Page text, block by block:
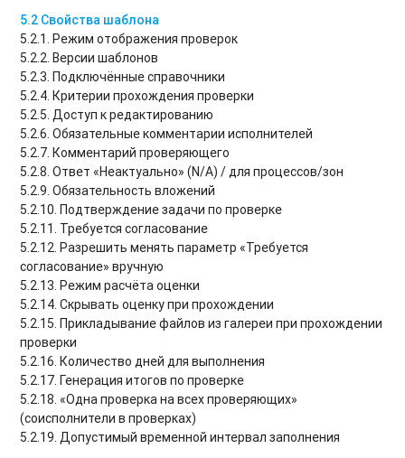
5.2 Свойства шаблона
5.2.1. Режим отображения проверок
5.2.2. Версии шаблонов
5.2.3. Подключённые справочники
5.2.4. Критерии прохождения проверки
5.2.5. Доступ к редактированию
5.2.6. Обязательные комментарии исполнителей
5.2.7. Комментарий проверяющего
5.2.8. Ответ «Неактуально» (N/A) / для процессов/зон
5.2.9. Обязательность вложений
5.2.10. Подтверждение задачи по проверке
5.2.11. Требуется согласование
5.2.12. Разрешить менять параметр «Требуется
согласование» вручную
5.2.13. Режим расчёта оценки
5.2.14. Скрывать оценку при прохождении
5.2.15. Прикладывание файлов из галереи при прохождении
проверки
5.2.16. Количество дней для выполнения
5.2.17. Генерация итогов по проверке
5.2.18. «Одна проверка на всех проверяющих»
(соисполнители в проверках)
5.2.19. Допустимый временной интервал заполнения